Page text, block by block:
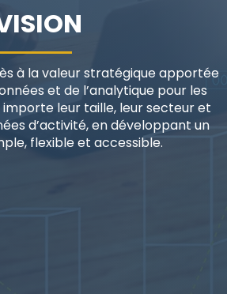
à la valeur stratégique apportée
et de l’analytique pour les
importe leur taille, leur secteur et
d’activité, en développant un
flexible et accessible.